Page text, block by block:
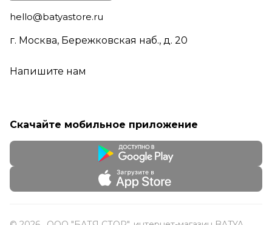
hello@batyastore.ru
г. Москва, Бережковская наб., д. 20
Напишите нам
Скачайте мобильное приложение